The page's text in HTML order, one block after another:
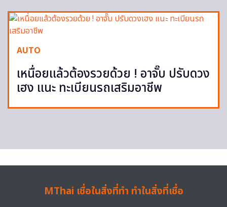
AUTO
เหนื่อยแล้วต้องรวยด้วย ! อาจั๊บ ปรับดวง
เฮง แนะ ทะเบียนรถเสริมอาชีพ
MThai เชื่อในสิ่งที่ทำ ทำในสิ่งที่เชื่อ